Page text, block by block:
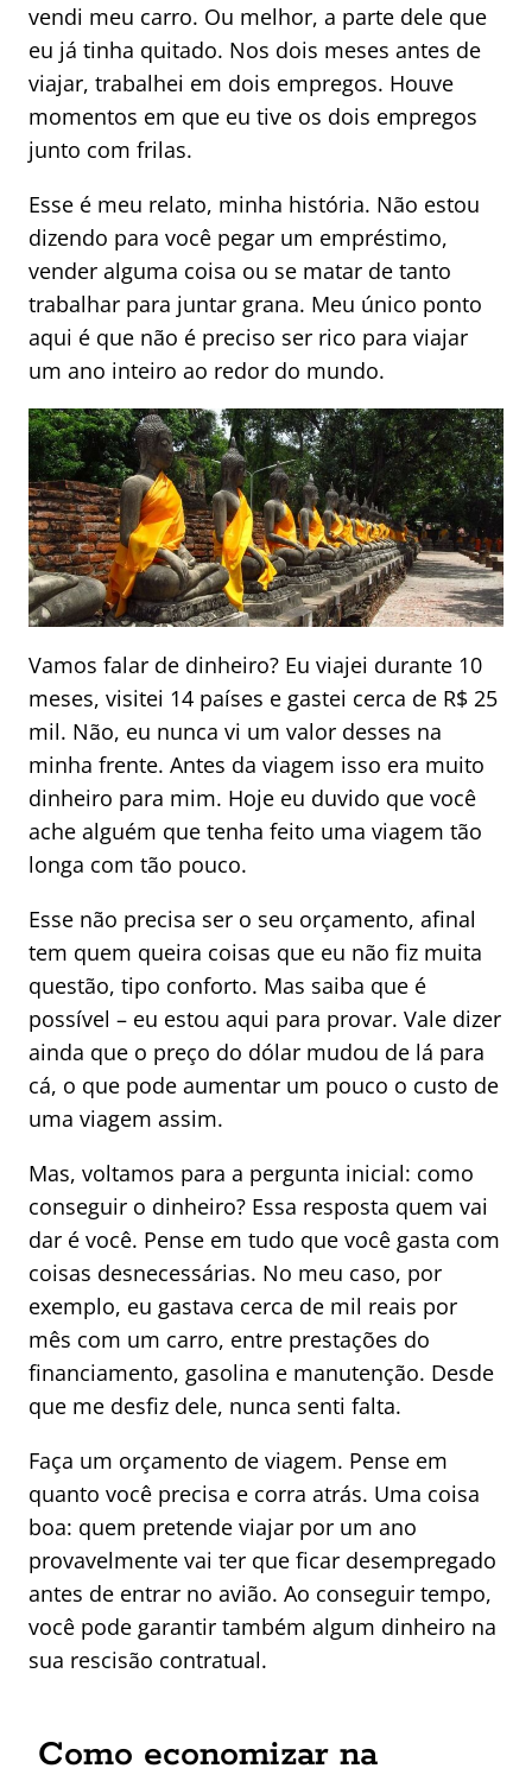
vendi meu carro. Ou melhor, a parte dele que
eu já tinha quitado. Nos dois meses antes de
viajar, trabalhei em dois empregos. Houve
momentos em que eu tive os dois empregos
junto com frilas.
Esse é meu relato, minha história. Não estou
dizendo para você pegar um empréstimo,
vender alguma coisa ou se matar de tanto
trabalhar para juntar grana. Meu único ponto
aqui é que não é preciso ser rico para viajar
um ano inteiro ao redor do mundo.
Vamos falar de dinheiro? Eu viajei durante 10
meses, visitei 14 países e gastei cerca de R$ 25
mil. Não, eu nunca vi um valor desses na
minha frente. Antes da viagem isso era muito
dinheiro para mim. Hoje eu duvido que você
ache alguém que tenha feito uma viagem tão
longa com tão pouco.
Esse não precisa ser o seu orçamento, afinal
tem quem queira coisas que eu não fiz muita
questão, tipo conforto. Mas saiba que é
possível – eu estou aqui para provar. Vale dizer
ainda que o preço do dólar mudou de lá para
cá, o que pode aumentar um pouco o custo de
uma viagem assim.
Mas, voltamos para a pergunta inicial: como
conseguir o dinheiro? Essa resposta quem vai
dar é você. Pense em tudo que você gasta com
coisas desnecessárias. No meu caso, por
exemplo, eu gastava cerca de mil reais por
mês com um carro, entre prestações do
financiamento, gasolina e manutenção. Desde
que me desfiz dele, nunca senti falta.
Faça um orçamento de viagem. Pense em
quanto você precisa e corra atrás. Uma coisa
boa: quem pretende viajar por um ano
provavelmente vai ter que ficar desempregado
antes de entrar no avião. Ao conseguir tempo,
você pode garantir também algum dinheiro na
sua rescisão contratual.
Como economizar na